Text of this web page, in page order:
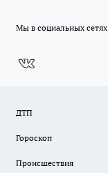
Мы в социальных сетях
ДТП
Гороскоп
Происшествия